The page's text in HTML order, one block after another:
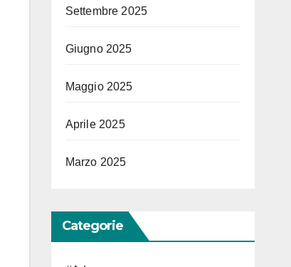
Settembre 2025
Giugno 2025
Maggio 2025
Aprile 2025
Marzo 2025
Categorie